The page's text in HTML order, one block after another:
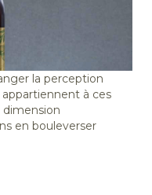
la perception
appartiennent à ces
dimension
en bouleverser